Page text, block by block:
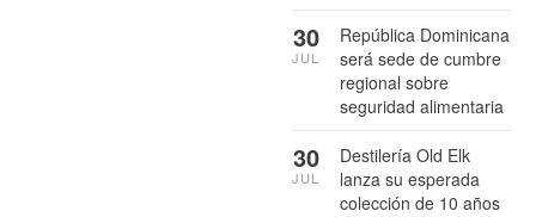
República Dominicana
será sede de cumbre
regional sobre
seguridad alimentaria
30
JUL
Destilería Old Elk
lanza su esperada
colección de 10 años
30
JUL